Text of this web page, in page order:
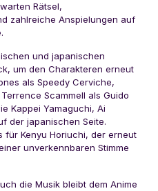
Rätsel,
zahlreiche Anspielungen auf
und japanischen
um den Charakteren erneut
als Speedy Cerviche,
Scammell als Guido
Kappei Yamaguchi, Ai
der japanischen Seite.
für Kenyu Horiuchi, der erneut
unverkennbaren Stimme
die Musik bleibt dem Anime